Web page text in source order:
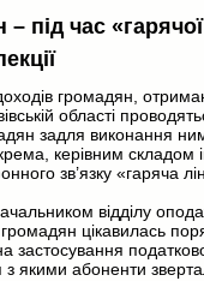
час «гарячої
громадян,
області
задля виконання
керівним складом
зв’язку «гаряча
відділу
цікавилась
застосування
з якими абоненти